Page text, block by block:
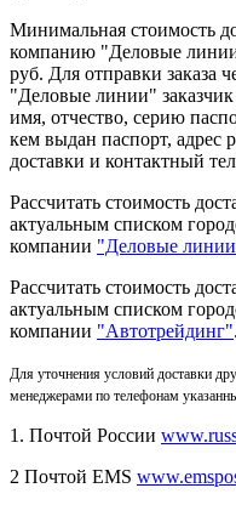
Минимальная стоимость
компанию "Деловые
руб. Для отправки заказа
"Деловые линии"
имя, отчество, серию
кем выдан паспорт, адрес
доставки и контактный
Рассчитать стоимость
актуальным списком
компании "Деловые
Рассчитать стоимость
актуальным списком
компании "Автотрейдинг".
Для уточнения условий доставки
менеджерами по телефонам
1. Почтой России
2 Почтой EMS